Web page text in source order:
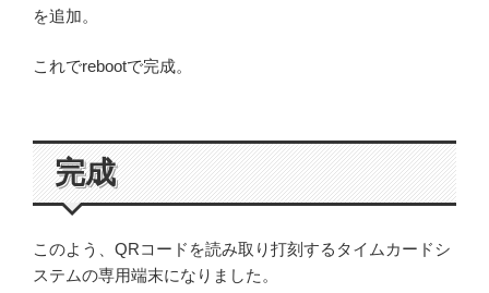
を追加。
これでrebootで完成。
完成
このよう、QRコードを読み取り打刻するタイムカードシ
ステムの専用端末になりました。